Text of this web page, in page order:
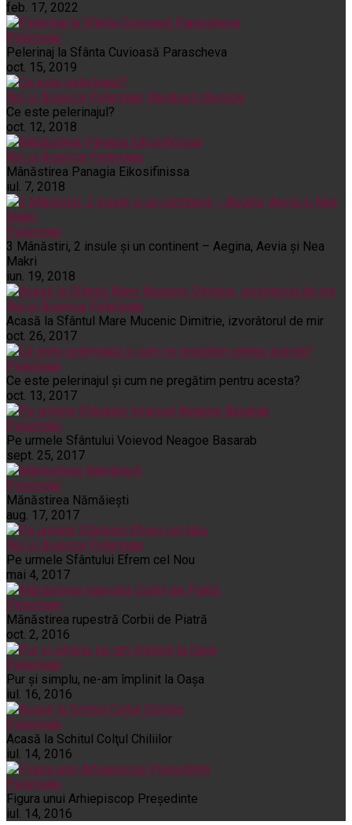
feb. 17, 2022
Pelerinaje
Pelerinaj la Sfânta Cuvioasă Parascheva
oct. 15, 2019
Noi și Biserica Pelerinaje Rânduieli liturgice
Ce este pelerinajul?
oct. 12, 2018
Noi și Biserica Pelerinaje
Mânăstirea Panagia Eikosifinissa
iul. 7, 2018
Pelerinaje
3 Mânăstiri, 2 insule și un continent – Aegina, Aevia și Nea
Makri
iun. 19, 2018
Noi și Biserica Pelerinaje
Acasă la Sfântul Mare Mucenic Dimitrie, izvorâtorul de mir
oct. 26, 2017
Pelerinaje
Ce este pelerinajul şi cum ne pregătim pentru acesta?
oct. 13, 2017
Pelerinaje
Pe urmele Sfântului Voievod Neagoe Basarab
sept. 25, 2017
Pelerinaje
Mănăstirea Nămăiești
aug. 17, 2017
Noi și Biserica Pelerinaje
Pe urmele Sfântului Efrem cel Nou
mai 4, 2017
Pelerinaje
Mănăstirea rupestră Corbii de Piatră
oct. 2, 2016
Pelerinaje
Pur şi simplu, ne-am împlinit la Oaşa
iul. 16, 2016
Pelerinaje
Acasă la Schitul Colţul Chiliilor
iul. 14, 2016
Pelerinaje
Figura unui Arhiepiscop Preşedinte
iul. 14, 2016